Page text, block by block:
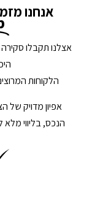
אנחנו
אצלנו תקבלו
הלקוחות
אפיון מדויק של
הנכס, בליווי